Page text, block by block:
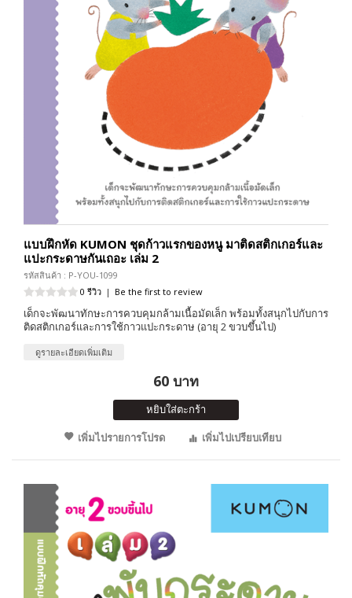
แบบฝึกหัด KUMON ชุดก้าวแรกของหนู มาติดสติกเกอร์และ
แปะกระดาษกันเถอะ เล่ม 2
รหัสสินค้า : P-YOU-1099
0 รีวิว | Be the first to review
เด็กจะพัฒนาทักษะการควบคุมกล้ามเนื้อมัดเล็ก พร้อมทั้งสนุกไปกับการ
ติดสติกเกอร์และการใช้กาวแปะกระดาษ (อายุ 2 ขวบขึ้นไป)
ดูรายละเอียดเพิ่มเติม
60 บาท
หยิบใส่ตะกร้า
เพิ่มไปรายการโปรด
เพิ่มไปเปรียบเทียบ